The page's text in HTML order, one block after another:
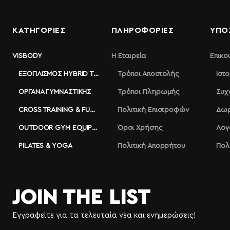
ΚΑΤΗΓΟΡΙΕΣ
VISBODY
ΕΞΟΠΛΙΣΜΌΣ HYBRID TRAINING
ΌΡΓΑΝΑ ΓΥΜΝΑΣΤΙΚΉΣ
CROSS TRAINING & FUNCTIONAL
OUTDOOR GYM EQUIPMENT
PILATES & YOGA
ΠΛΗΡΟΦΟΡΊΕΣ
Η Εταιρεία
Τρόποι Αποστολής
Τρόποι Πληρωμής
Πολιτική Επιστροφών
Όροι Χρήσης
Πολιτική Απορρήτου
JOIN THE LIST
Εγγραφείτε για τα τελευταία νέα και ενημερώσεις!